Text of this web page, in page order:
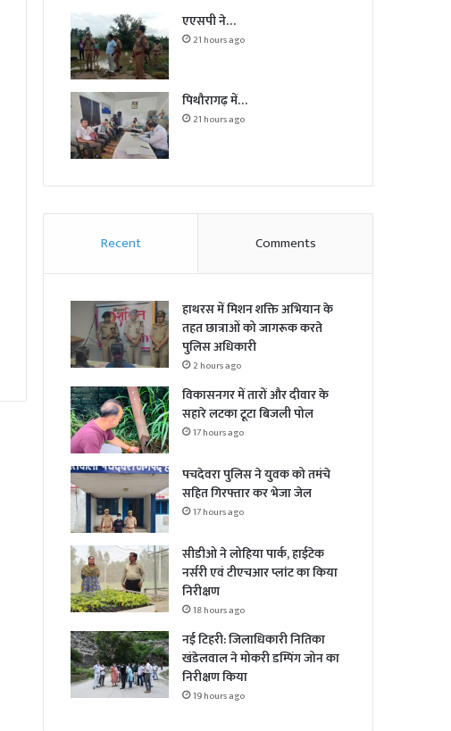
एएसपी ने…
21 hours ago
पिथौरागढ़ में…
21 hours ago
Recent Comments
हाथरस में मिशन शक्ति अभियान के
तहत छात्राओं को जागरूक करते
पुलिस अधिकारी
2 hours ago
विकासनगर में तारों और दीवार के
सहारे लटका टूटा बिजली पोल
17 hours ago
पचदेवरा पुलिस ने युवक को तमंचे
सहित गिरफ्तार कर भेजा जेल
17 hours ago
सीडीओ ने लोहिया पार्क, हाईटेक
नर्सरी एवं टीएचआर प्लांट का किया
निरीक्षण
18 hours ago
नई टिहरी: जिलाधिकारी नितिका
खंडेलवाल ने मोकरी डम्पिंग जोन का
निरीक्षण किया
19 hours ago